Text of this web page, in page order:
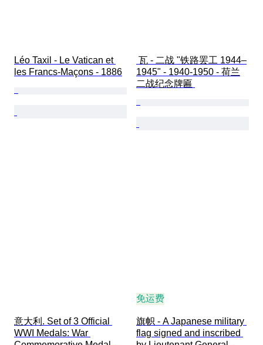
Léo Taxil - Le Vatican et
les Francs-Maçons - 1886
1945" - 1940-1950 - 荷兰
二战纪念牌匾
意大利. Set of 3 Official
WWI Medals: War
免运费
旗帜 - A Japanese military
flag signed and inscribed